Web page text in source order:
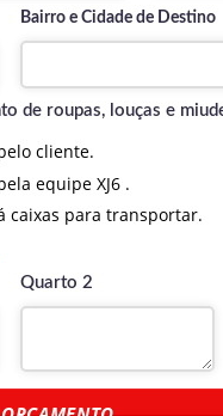
Bairro e Cidade de Destino
de roupas, louças e
cliente.
equipe XJ6 .
caixas para transportar.
Quarto 2